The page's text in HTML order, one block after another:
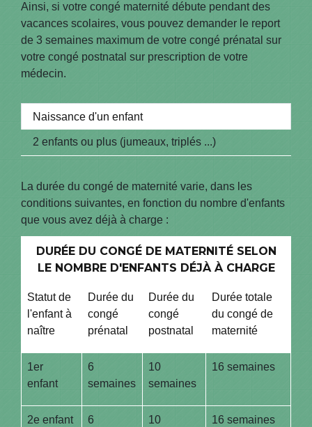
Ainsi, si votre congé maternité débute pendant des
vacances scolaires, vous pouvez demander le report
de 3 semaines maximum de votre congé prénatal sur
votre congé postnatal sur prescription de votre
médecin.
Naissance d'un enfant
2 enfants ou plus (jumeaux, triplés ...)
La durée du congé de maternité varie, dans les
conditions suivantes, en fonction du nombre d'enfants
que vous avez déjà à charge :
DURÉE DU CONGÉ DE MATERNITÉ SELON
LE NOMBRE D'ENFANTS DÉJÀ À CHARGE
Statut de
l'enfant à
naître
Durée du
congé
prénatal
Durée du
congé
postnatal
Durée totale
du congé de
maternité
1er
enfant
6
semaines
10
semaines
16 semaines
2e enfant
6
10
16 semaines